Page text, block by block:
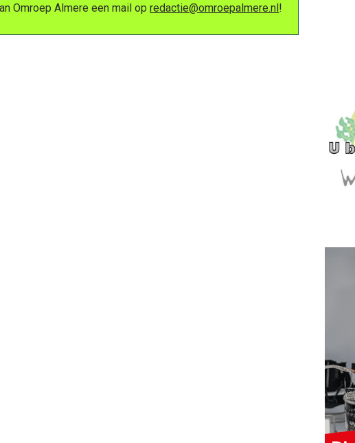
Omroep Almere een mail opredactie@omroepalmere.nl!